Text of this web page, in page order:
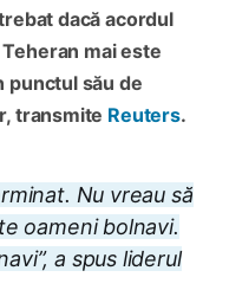
dacă acordul
mai este
punctul său de
transmite Reuters.
Nu vreau să
oameni bolnavi.
a spus liderul